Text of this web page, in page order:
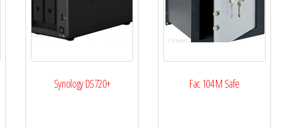
Synology DS720+ Fac 104 M Safe